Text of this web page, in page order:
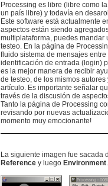
Processing es libre (libre como
un país libre) y todavía en
Este software está actualmente
aspectos están siendo
multiplataforma, puedes
testeo. En la página de
fluido sistema de mensajes
identificación de entrada (login)
es la mejor manera de recibir
de testeo, de los mismos
artículo. Es importante señalar
través de la discusión de
Tanto la página de Processing
revisando por nuevas
momento muy emocionante!
La siguiente imagen fue sacada
Reference y luego Environment.